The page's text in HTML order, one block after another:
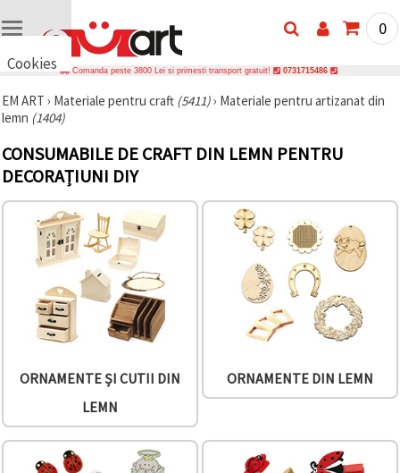
Cookies
vrem să vă
oferim
cookie -uri.
Cu toate
acestea, ele
de cele pe
cunoașteți,
siguri că
experiență
amintindu-
preferințele
și re-
Puteți fi de
acord să
0
Comanda peste 3800 Lei si primesti transport gratuit! 0731715486
EM ART › Materiale pentru craft (5411)› Materiale pentru artizanat din
lemn (1404)
CONSUMABILE DE CRAFT DIN LEMN PENTRU
DECORAȚIUNI DIY
ORNAMENTE ȘI CUTII DIN
LEMN
ORNAMENTE DIN LEMN